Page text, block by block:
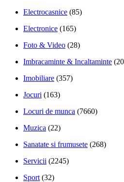
Electrocasnice (85)
Electronice (165)
Foto & Video (28)
Imbracaminte & Incaltaminte
Imobiliare (357)
Jocuri (163)
Locuri de munca (7660)
Muzica (22)
Sanatate si frumusete (268)
Servicii (2245)
Sport (32)